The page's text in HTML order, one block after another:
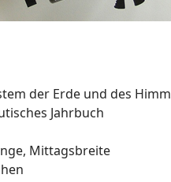
der Erde und des
Jahrbuch
Mittagsbreite